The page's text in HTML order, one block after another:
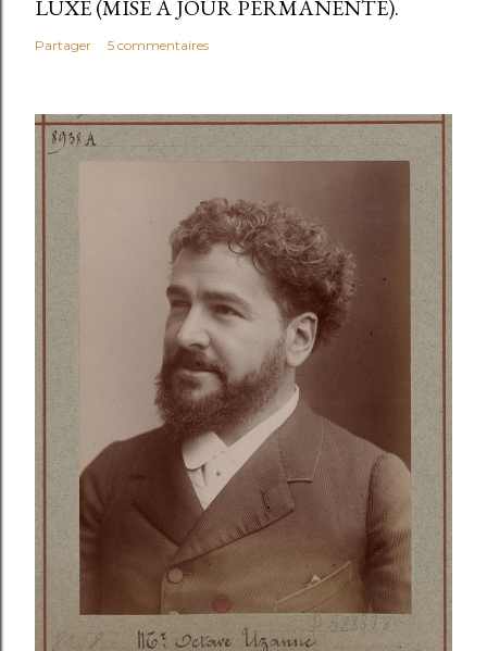
LUXE (MISE À JOUR PERMANENTE).
Partager 5 commentaires